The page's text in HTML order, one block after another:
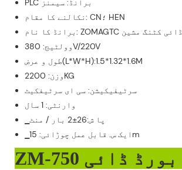
PLC برانڈ: سیمنز
نکالنے کا مقام: CN؛ HEN
برانڈ کا نام: ZOMAGTC ڈائی کٹنگ مشین
وولٹیج: 380V/220V
طول و عرض(L*W*H):1.5*1.32*1.6M
وزن: 2200KG
سرٹیفیکیشن: سی ای سرٹیفکیٹ
وارنٹی: 1 سال
▁پا ش:26±2 بار / منٹ
▁ایک س. قابل عمل چوڑائی: 15m
ZM-750 کارڈ بورڈ ڈائی